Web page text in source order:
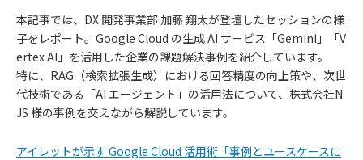
本記事では、DX 開発事業部 加藤 翔太が登壇したセッションの様
子をレポート。Google Cloud の生成 AI サービス「Gemini」「V
ertex AI」を活用した企業の課題解決事例を紹介しています。
特に、RAG（検索拡張生成）における回答精度の向上策や、次世
代技術である「AI エージェント」の活用法について、株式会社N
JS 様の事例を交えながら解説しています。
アイレットが示す Google Cloud 活用術「事例とユースケースに